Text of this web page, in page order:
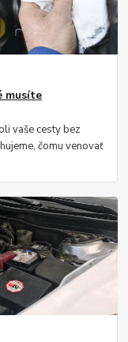
musíte
vaše cesty bez
čomu venovať